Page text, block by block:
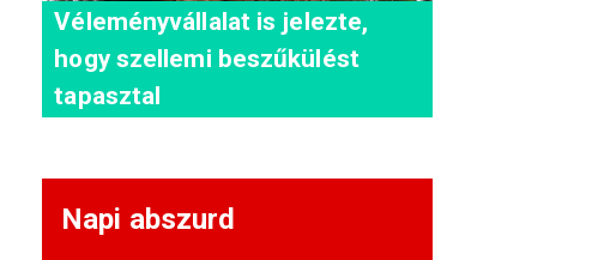
Véleményvállalat is jelezte,
hogy szellemi beszűkülést
tapasztal
Napi abszurd